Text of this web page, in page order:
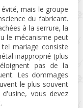
mais le groupe
du fabricant.
à la serrure, la
le mécanisme peut
mariage consiste
inapproprié (plus
pas de la
Les dommages
le plus souvent
vous devez